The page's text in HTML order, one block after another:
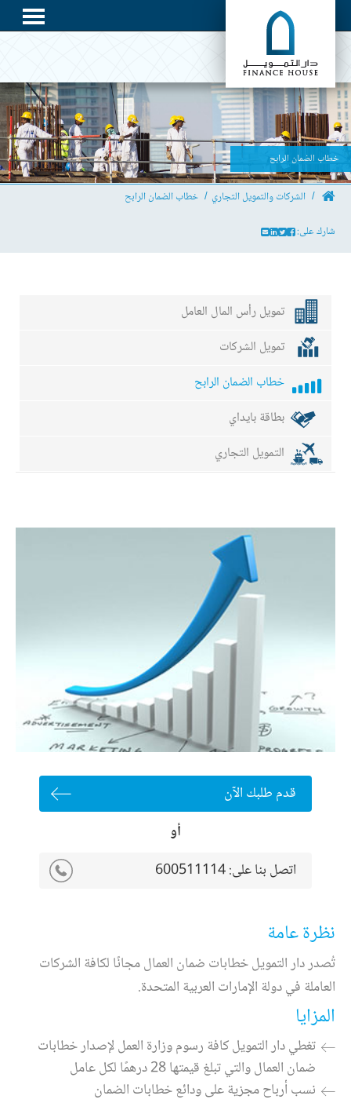
خطاب الضمان الرابح
الشركات والتمويل التجاري
خطاب الضمان الرابح
شارك على:
تمويل رأس المال العامل
تمويل الشركات
خطاب الضمان الرابح
بطاقة بايداي
التمويل التجاري
قدم طلبك الآن
أو
اتصل بنا على:600511114
نظرة عامة
تُصدر دار التمويل خطابات ضمان العمال مجانًا لكافة الشركات
العاملة في دولة الإمارات العربية المتحدة.
المزايا
تغطي دار التمويل كافة رسوم وزارة العمل لإصدار خطابات
ضمان العمال والتي تبلغ قيمتها 28 درهمًا لكل عامل
نسب أرباح مجزية على ودائع خطابات الضمان